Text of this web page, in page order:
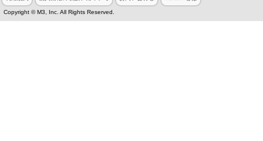
Copyright © M3, Inc. All Rights Reserved.